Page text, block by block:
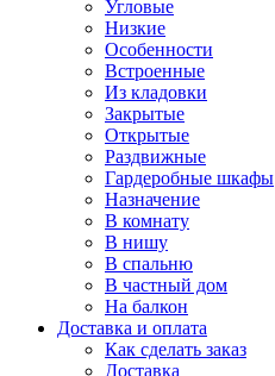
Угловые
Низкие
Особенности
Встроенные
Из кладовки
Закрытые
Открытые
Раздвижные
Гардеробные шкафы
Назначение
В комнату
В нишу
В спальню
В частный дом
На балкон
Доставка и оплата
Как сделать заказ
Доставка